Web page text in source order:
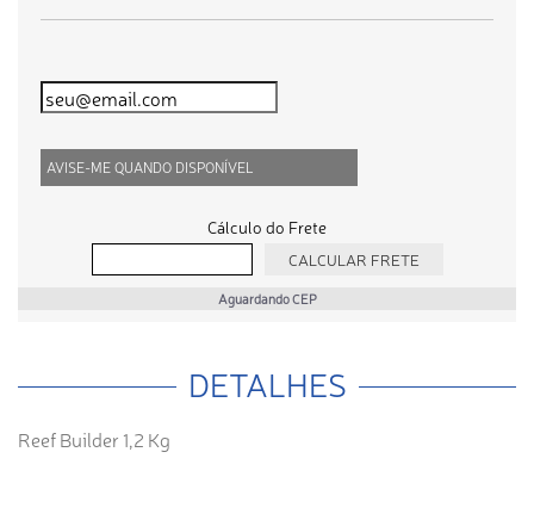
AVISE-ME QUANDO DISPONÍVEL
Cálculo do Frete
Aguardando CEP
DETALHES
Reef Builder 1,2 Kg